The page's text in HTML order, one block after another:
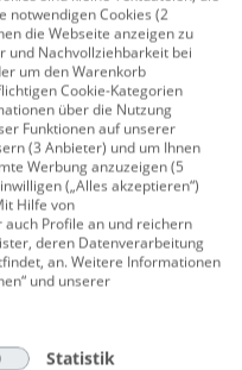
€
Gießkanne 1 L Stahl
notwendigen Cookies (2
die Webseite anzeigen zu
und Nachvollziehbarkeit bei
um den Warenkorb
Cookie-Kategorien
über die Nutzung
Funktionen auf unserer
(3 Anbieter) und um Ihnen
Werbung anzuzeigen (5
(„Alles akzeptieren“)
Hilfe von
Profile an und reichern
deren Datenverarbeitung
an. Weitere Informationen
und unserer
Statistik